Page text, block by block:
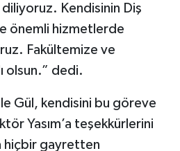
Kendisinin Diş
önemli hizmetlerde
Fakültemize ve
olsun.” dedi.
Gül, kendisini bu göreve
Yasım’a teşekkürlerini
hiçbir gayretten